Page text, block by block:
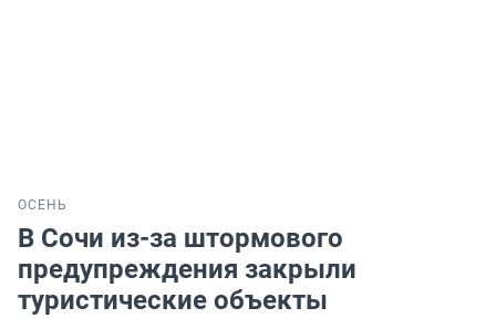
ОСЕНЬ
В Сочи из-за штормового
предупреждения закрыли
туристические объекты